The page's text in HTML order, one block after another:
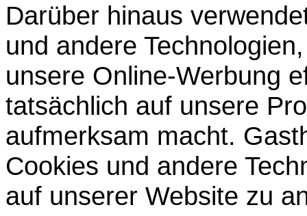
Darüber hinaus
und andere
unsere Online-Werbung
tatsächlich auf unsere
aufmerksam macht.
Cookies und andere
auf unserer Website zu